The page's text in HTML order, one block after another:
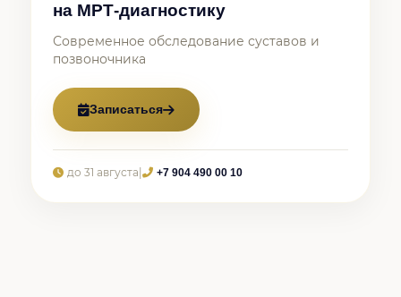
на МРТ-диагностику
Современное обследование суставов и
позвоночника
Записаться
до 31 августа +7 904 490 00 10